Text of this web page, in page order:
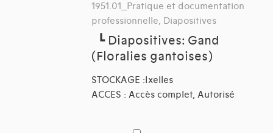
1951.01_Pratique et documentation
professionnelle, Diapositives
┗Diapositives: Gand
(Floralies gantoises)
STOCKAGE :Ixelles
ACCES : Accès complet, Autorisé